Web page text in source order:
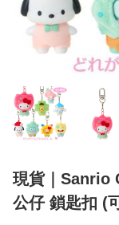
現貨｜Sanrio
公仔 鎖匙扣 (